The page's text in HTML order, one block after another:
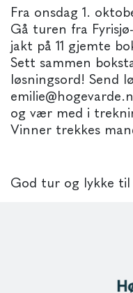
Fra onsdag 1.
Gå turen fra
jakt på 11 gjemte
Sett sammen
løsningsord! Send
og vær med i
Vinner trekkes
God tur og lykke til